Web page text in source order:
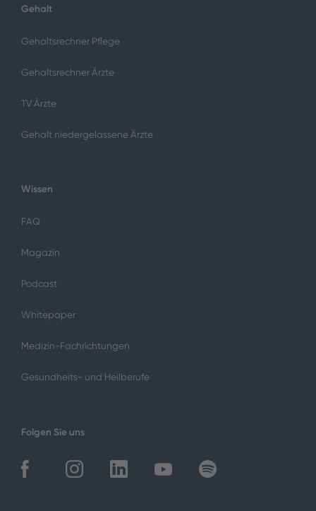
Gehalt
Gehaltsrechner Pflege
Gehaltsrechner Ärzte
TV Ärzte
Gehalt niedergelassene Ärzte
Wissen
FAQ
Magazin
Podcast
Whitepaper
Medizin-Fachrichtungen
Gesundheits- und Heilberufe
Folgen Sie uns